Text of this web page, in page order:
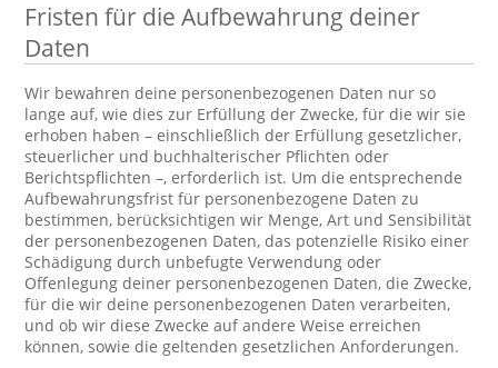
Fristen für die Aufbewahrung deiner
Daten
Wir bewahren deine personenbezogenen Daten nur so
lange auf, wie dies zur Erfüllung der Zwecke, für die wir sie
erhoben haben – einschließlich der Erfüllung gesetzlicher,
steuerlicher und buchhalterischer Pflichten oder
Berichtspflichten –, erforderlich ist. Um die entsprechende
Aufbewahrungsfrist für personenbezogene Daten zu
bestimmen, berücksichtigen wir Menge, Art und Sensibilität
der personenbezogenen Daten, das potenzielle Risiko einer
Schädigung durch unbefugte Verwendung oder
Offenlegung deiner personenbezogenen Daten, die Zwecke,
für die wir deine personenbezogenen Daten verarbeiten,
und ob wir diese Zwecke auf andere Weise erreichen
können, sowie die geltenden gesetzlichen Anforderungen.